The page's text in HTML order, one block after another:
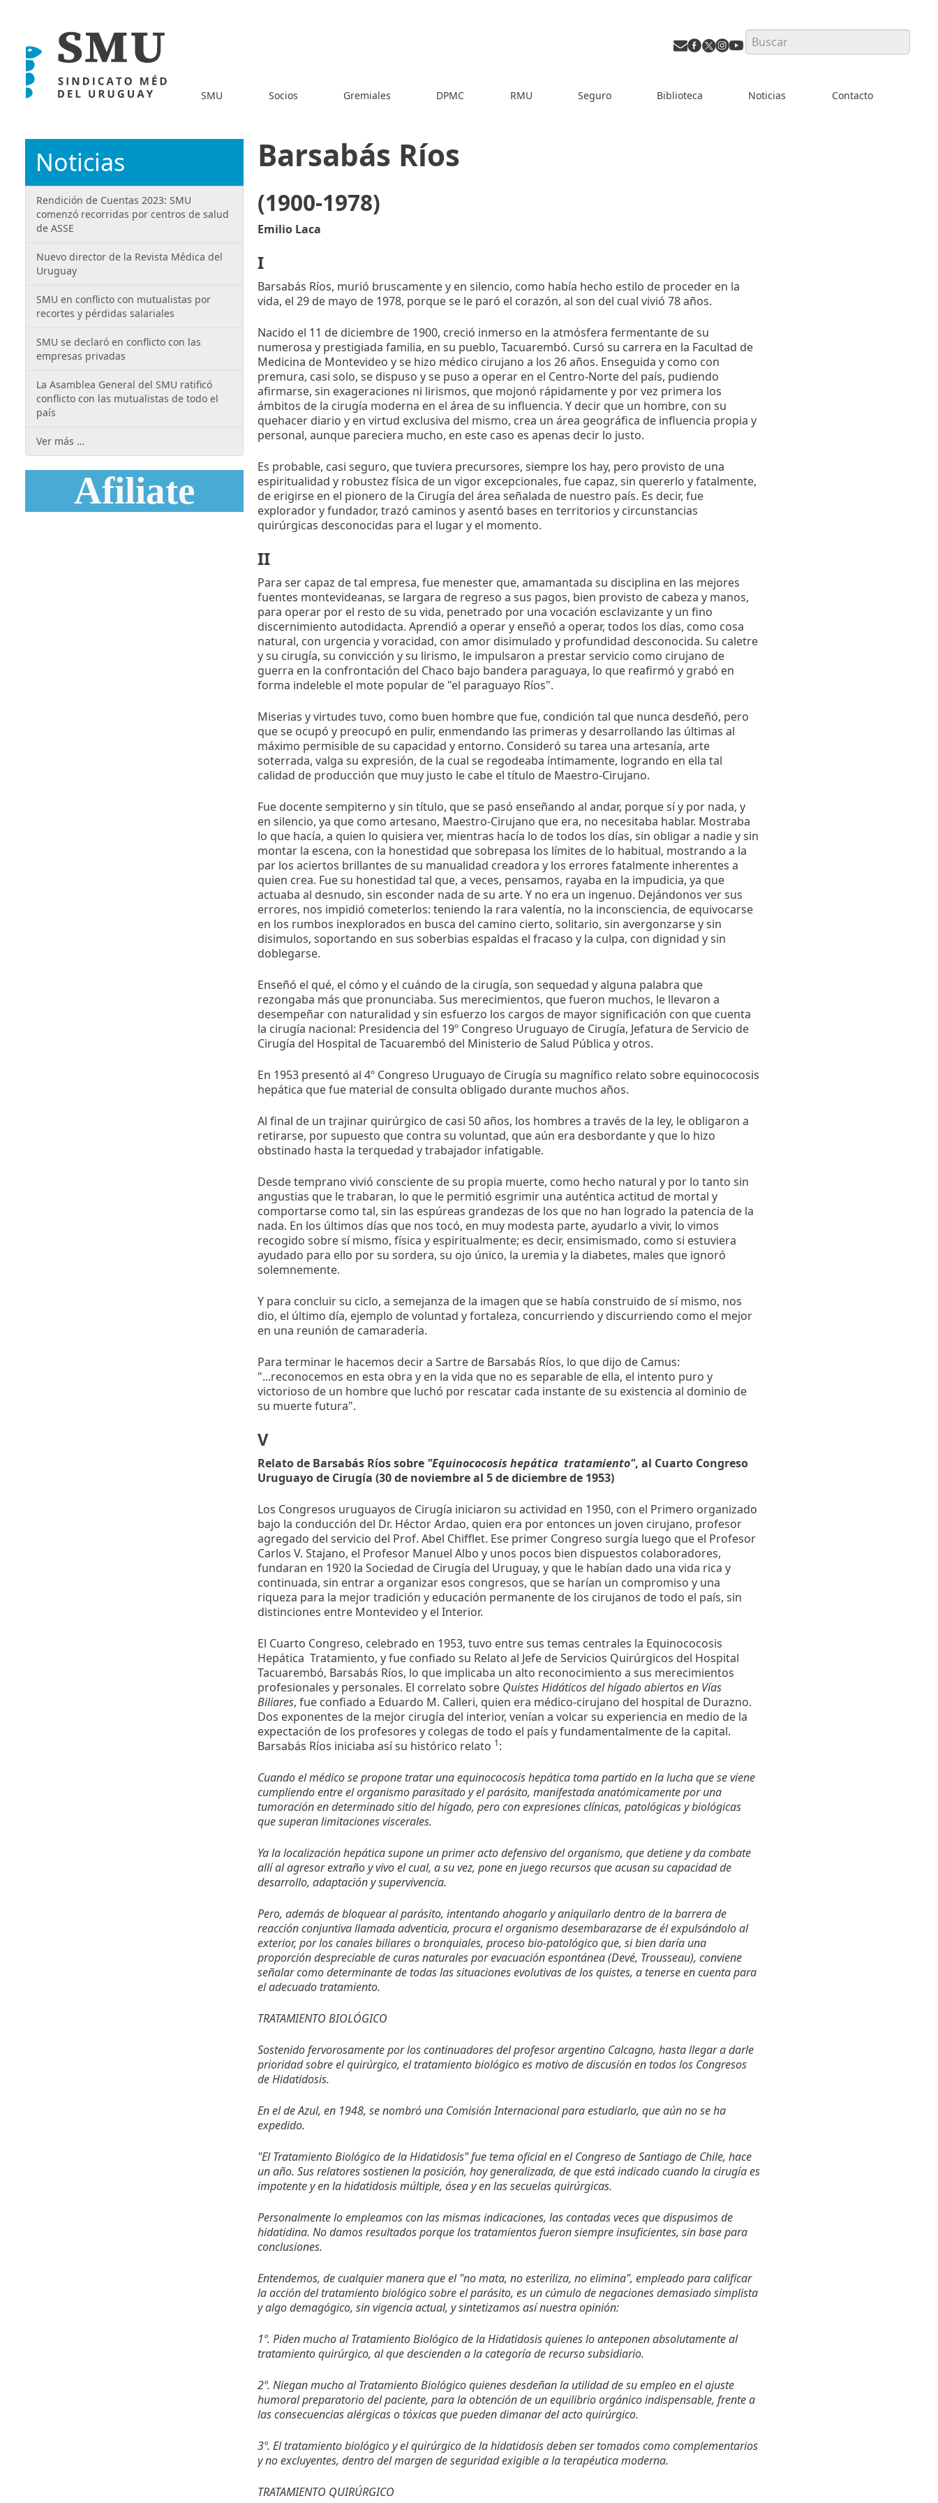
Search
SMU Socios Gremiales DPMC RMU Seguro Biblioteca Noticias Contacto
Barsabás Ríos
(1900-1978)
Emilio Laca
I
Barsabás Ríos, murió bruscamente y en silencio, como había hecho estilo de proceder en la
vida, el 29 de mayo de 1978, porque se le paró el corazón, al son del cual vivió 78 años.
Nacido el 11 de diciembre de 1900, creció inmerso en la atmósfera fermentante de su
numerosa y prestigiada familia, en su pueblo, Tacuarembó. Cursó su carrera en la Facultad de
Medicina de Montevideo y se hizo médico cirujano a los 26 años. Enseguida y como con
premura, casi solo, se dispuso y se puso a operar en el Centro-Norte del país, pudiendo
afirmarse, sin exageraciones ni lirismos, que mojonó rápidamente y por vez primera los
ámbitos de la cirugía moderna en el área de su influencia. Y decir que un hombre, con su
quehacer diario y en virtud exclusiva del mismo, crea un área geográfica de influencia propia y
personal, aunque pareciera mucho, en este caso es apenas decir lo justo.
Es probable, casi seguro, que tuviera precursores, siempre los hay, pero provisto de una
espiritualidad y robustez física de un vigor excepcionales, fue capaz, sin quererlo y fatalmente,
de erigirse en el pionero de la Cirugía del área señalada de nuestro país. Es decir, fue
explorador y fundador, trazó caminos y asentó bases en territorios y circunstancias
quirúrgicas desconocidas para el lugar y el momento.
II
Para ser capaz de tal empresa, fue menester que, amamantada su disciplina en las mejores
fuentes montevideanas, se largara de regreso a sus pagos, bien provisto de cabeza y manos,
para operar por el resto de su vida, penetrado por una vocación esclavizante y un fino
discernimiento autodidacta. Aprendió a operar y enseñó a operar, todos los días, como cosa
natural, con urgencia y voracidad, con amor disimulado y profundidad desconocida. Su caletre
y su cirugía, su convicción y su lirismo, le impulsaron a prestar servicio como cirujano de
guerra en la confrontación del Chaco bajo bandera paraguaya, lo que reafirmó y grabó en
forma indeleble el mote popular de "el paraguayo Ríos".
Miserias y virtudes tuvo, como buen hombre que fue, condición tal que nunca desdeñó, pero
que se ocupó y preocupó en pulir, enmendando las primeras y desarrollando las últimas al
máximo permisible de su capacidad y entorno. Consideró su tarea una artesanía, arte
soterrada, valga su expresión, de la cual se regodeaba íntimamente, logrando en ella tal
calidad de producción que muy justo le cabe el título de Maestro-Cirujano.
Fue docente sempiterno y sin título, que se pasó enseñando al andar, porque sí y por nada, y
en silencio, ya que como artesano, Maestro-Cirujano que era, no necesitaba hablar. Mostraba
lo que hacía, a quien lo quisiera ver, mientras hacía lo de todos los días, sin obligar a nadie y sin
montar la escena, con la honestidad que sobrepasa los límites de lo habitual, mostrando a la
par los aciertos brillantes de su manualidad creadora y los errores fatalmente inherentes a
quien crea. Fue su honestidad tal que, a veces, pensamos, rayaba en la impudicia, ya que
actuaba al desnudo, sin esconder nada de su arte. Y no era un ingenuo. Dejándonos ver sus
errores, nos impidió cometerlos: teniendo la rara valentía, no la inconsciencia, de equivocarse
en los rumbos inexplorados en busca del camino cierto, solitario, sin avergonzarse y sin
disimulos, soportando en sus soberbias espaldas el fracaso y la culpa, con dignidad y sin
doblegarse.
Enseñó el qué, el cómo y el cuándo de la cirugía, son sequedad y alguna palabra que
rezongaba más que pronunciaba. Sus merecimientos, que fueron muchos, le llevaron a
desempeñar con naturalidad y sin esfuerzo los cargos de mayor significación con que cuenta
la cirugía nacional: Presidencia del 19º Congreso Uruguayo de Cirugía, Jefatura de Servicio de
Cirugía del Hospital de Tacuarembó del Ministerio de Salud Pública y otros.
En 1953 presentó al 4º Congreso Uruguayo de Cirugía su magnífico relato sobre equinococosis
hepática que fue material de consulta obligado durante muchos años.
Al final de un trajinar quirúrgico de casi 50 años, los hombres a través de la ley, le obligaron a
retirarse, por supuesto que contra su voluntad, que aún era desbordante y que lo hizo
obstinado hasta la terquedad y trabajador infatigable.
Desde temprano vivió consciente de su propia muerte, como hecho natural y por lo tanto sin
angustias que le trabaran, lo que le permitió esgrimir una auténtica actitud de mortal y
comportarse como tal, sin las espúreas grandezas de los que no han logrado la patencia de la
nada. En los últimos días que nos tocó, en muy modesta parte, ayudarlo a vivir, lo vimos
recogido sobre sí mismo, física y espiritualmente; es decir, ensimismado, como si estuviera
ayudado para ello por su sordera, su ojo único, la uremia y la diabetes, males que ignoró
solemnemente.
Y para concluir su ciclo, a semejanza de la imagen que se había construido de sí mismo, nos
dio, el último día, ejemplo de voluntad y fortaleza, concurriendo y discurriendo como el mejor
en una reunión de camaradería.
Para terminar le hacemos decir a Sartre de Barsabás Ríos, lo que dijo de Camus:
"...reconocemos en esta obra y en la vida que no es separable de ella, el intento puro y
victorioso de un hombre que luchó por rescatar cada instante de su existencia al dominio de
su muerte futura".
V
Relato de Barsabás Ríos sobre "Equinococosis hepática  tratamiento", al Cuarto Congreso
Uruguayo de Cirugía (30 de noviembre al 5 de diciembre de 1953)
Los Congresos uruguayos de Cirugía iniciaron su actividad en 1950, con el Primero organizado
bajo la conducción del Dr. Héctor Ardao, quien era por entonces un joven cirujano, profesor
agregado del servicio del Prof. Abel Chifflet. Ese primer Congreso surgía luego que el Profesor
Carlos V. Stajano, el Profesor Manuel Albo y unos pocos bien dispuestos colaboradores,
fundaran en 1920 la Sociedad de Cirugía del Uruguay, y que le habían dado una vida rica y
continuada, sin entrar a organizar esos congresos, que se harían un compromiso y una
riqueza para la mejor tradición y educación permanente de los cirujanos de todo el país, sin
distinciones entre Montevideo y el Interior.
El Cuarto Congreso, celebrado en 1953, tuvo entre sus temas centrales la Equinococosis
Hepática  Tratamiento, y fue confiado su Relato al Jefe de Servicios Quirúrgicos del Hospital
Tacuarembó, Barsabás Ríos, lo que implicaba un alto reconocimiento a sus merecimientos
profesionales y personales. El correlato sobre Quistes Hidáticos del hígado abiertos en Vías
Biliares, fue confiado a Eduardo M. Calleri, quien era médico-cirujano del hospital de Durazno.
Dos exponentes de la mejor cirugía del interior, venían a volcar su experiencia en medio de la
expectación de los profesores y colegas de todo el país y fundamentalmente de la capital.
Barsabás Ríos iniciaba así su histórico relato 1:
Cuando el médico se propone tratar una equinococosis hepática toma partido en la lucha que se viene
cumpliendo entre el organismo parasitado y el parásito, manifestada anatómicamente por una
tumoración en determinado sitio del hígado, pero con expresiones clínicas, patológicas y biológicas
que superan limitaciones viscerales.
Ya la localización hepática supone un primer acto defensivo del organismo, que detiene y da combate
allí al agresor extraño y vivo el cual, a su vez, pone en juego recursos que acusan su capacidad de
desarrollo, adaptación y supervivencia.
Pero, además de bloquear al parásito, intentando ahogarlo y aniquilarlo dentro de la barrera de
reacción conjuntiva llamada adventicia, procura el organismo desembarazarse de él expulsándolo al
exterior, por los canales biliares o bronquiales, proceso bio-patológico que, si bien daría una
proporción despreciable de curas naturales por evacuación espontánea (Devé, Trousseau), conviene
señalar como determinante de todas las situaciones evolutivas de los quistes, a tenerse en cuenta para
el adecuado tratamiento.
TRATAMIENTO BIOLÓGICO
Sostenido fervorosamente por los continuadores del profesor argentino Calcagno, hasta llegar a darle
prioridad sobre el quirúrgico, el tratamiento biológico es motivo de discusión en todos los Congresos
de Hidatidosis.
En el de Azul, en 1948, se nombró una Comisión Internacional para estudiarlo, que aún no se ha
expedido.
"El Tratamiento Biológico de la Hidatidosis" fue tema oficial en el Congreso de Santiago de Chile, hace
un año. Sus relatores sostienen la posición, hoy generalizada, de que está indicado cuando la cirugía es
impotente y en la hidatidosis múltiple, ósea y en las secuelas quirúrgicas.
Personalmente lo empleamos con las mismas indicaciones, las contadas veces que dispusimos de
hidatidina. No damos resultados porque los tratamientos fueron siempre insuficientes, sin base para
conclusiones.
Entendemos, de cualquier manera que el "no mata, no esteriliza, no elimina", empleado para calificar
la acción del tratamiento biológico sobre el parásito, es un cúmulo de negaciones demasiado simplista
y algo demagógico, sin vigencia actual, y sintetizamos así nuestra opinión:
1º. Piden mucho al Tratamiento Biológico de la Hidatidosis quienes lo anteponen absolutamente al
tratamiento quirúrgico, al que descienden a la categoría de recurso subsidiario.
2º. Niegan mucho al Tratamiento Biológico quienes desdeñan la utilidad de su empleo en el ajuste
humoral preparatorio del paciente, para la obtención de un equilibrio orgánico indispensable, frente a
las consecuencias alérgicas o tóxicas que pueden dimanar del acto quirúrgico.
3º. El tratamiento biológico y el quirúrgico de la hidatidosis deben ser tomados como complementarios
y no excluyentes, dentro del margen de seguridad exigible a la terapéutica moderna.
TRATAMIENTO QUIRÚRGICO
Noticias
Rendición de Cuentas 2023: SMU
comenzó recorridas por centros de salud
de ASSE
Nuevo director de la Revista Médica del
Uruguay
SMU en conflicto con mutualistas por
recortes y pérdidas salariales
SMU se declaró en conflicto con las
empresas privadas
La Asamblea General del SMU ratificó
conflicto con las mutualistas de todo el
país
Ver más …
Afiliate